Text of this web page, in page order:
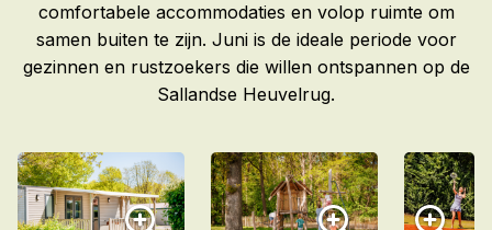
comfortabele accommodaties en volop ruimte om
samen buiten te zijn. Juni is de ideale periode voor
gezinnen en rustzoekers die willen ontspannen op de
Sallandse Heuvelrug.